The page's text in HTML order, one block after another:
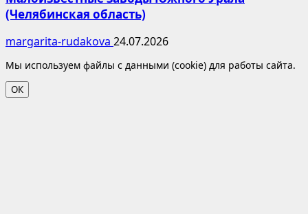
(Челябинская область)
margarita-rudakova 24.07.2026
Мы используем файлы с данными (cookie) для работы сайта.
ОК